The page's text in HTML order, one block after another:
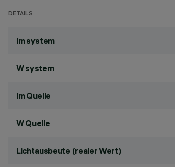
DETAILS
lm system
W system
lm Quelle
W Quelle
Lichtausbeute (realer Wert)